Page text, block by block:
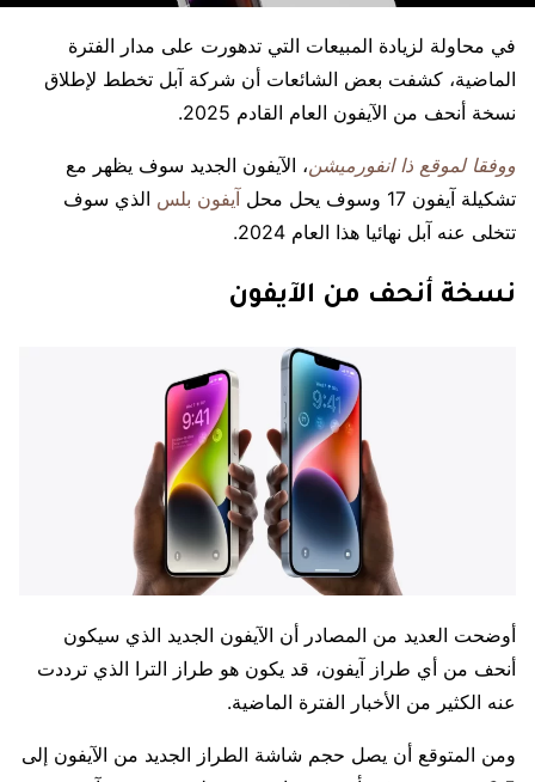
في محاولة لزيادة المبيعات التي تدهورت على مدار الفترة
الماضية، كشفت بعض الشائعات أن شركة آبل تخطط لإطلاق
نسخة أنحف من الآيفون العام القادم 2025.
ووفقا لموقع ذا انفورميشن، الآيفون الجديد سوف يظهر مع
تشكيلة آيفون 17 وسوف يحل محل
آيفون بلس الذي سوف
تتخلى عنه آبل نهائيا هذا العام 2024.
نسخة أنحف من الآيفون
أوضحت العديد من المصادر أن الآيفون الجديد الذي سيكون
أنحف من أي طراز آيفون، قد يكون هو طراز الترا الذي ترددت
عنه الكثير من الأخبار الفترة الماضية.
ومن المتوقع أن يصل حجم شاشة الطراز الجديد من الآيفون إلى